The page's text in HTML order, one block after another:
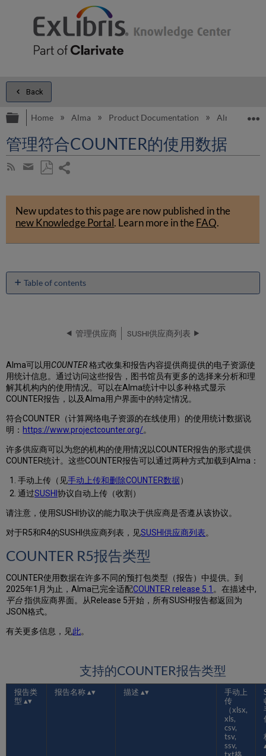
Back
Expand/collapse global hierarchy
Home Alma Product Documentation Alma Online
管理符合COUNTER的使用数据
Subscribe
RSS
Share
by
email
as
PDF
New updates to this page are now published in the
new Knowledge Portal. Learn more in theFAQ.
Table of contents
COUNTER
R4
报
告
类
型
户
角
概
要
配
置
COUNTER
阅
管
理
SUSHI
账
管
割
管理供应商 SUSHI供应商列表
Alma可以用COUNTER格式收集和报告内容提供商提供的电子资源使
用统计信息。通过访问这些报告，图书馆员有更多的选择来分析和理
解其机构内的使用情况。可以在Alma统计中以多种格式显示
COUNTER报告，以及Alma用户界面中的特定情况。
符合COUNTER（计算网络电子资源的在线使用）的使用统计数据说
明： https://www.projectcounter.org/。
许多供应商可以为您的机构的使用情况以COUNTER报告的形式提供
COUNTER统计。这些COUNTER报告可以通过两种方式加载到Alma：
手动上传（见手动上传和删除COUNTER数据）
通过SUSHI 协议自动上传（收割）
请注意，使用SUSHI协议的能力取决于供应商是否遵从该协议。
对于R5和R4的SUSHI供应商列表，见SUSHI供应商列表。
COUNTER R5报告类型
COUNTER使用数据在许多不同的预打包类型（报告）中提供。到
2025年1月为止，Alma已完全适配COUNTER release 5.1 。在描述中,
平台指供应商界面。从Release 5开始，所有SUSHI报告都返回为
JSON格式。
有关更多信息，见此。
支持的COUNTER报告类型
报告类
型
报告名称 描述
手动上
传
（xlsx,
xls,
csv,
tsv,
ssv,